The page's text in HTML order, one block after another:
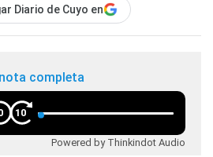
Diario de Cuyo en
completa
10
Powered by Thinkindot Audio